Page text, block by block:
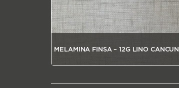
MELAMINA FINSA – 12G LINO CANCUN